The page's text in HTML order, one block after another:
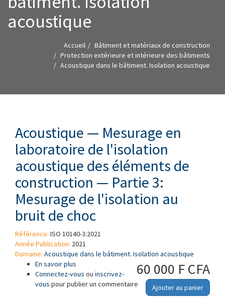
acoustique
Accueil
Bâtiment et matériaux de construction
Protection extérieure et intérieure des bâtiments
Acoustique dans le bâtiment. Isolation acoustique
Acoustique — Mesurage en
laboratoire de l'isolation
acoustique des éléments de
construction — Partie 3:
Mesurage de l'isolation au
bruit de choc
Référence: ISO 10140-3:2021
Année Publication: 2021
Domaine: Acoustique dans le bâtiment. Isolation acoustique
60 000 F CFA
Ajouter au panier
En savoir plus à propos de Acoustique — Mesurage en
laboratoire de l'isolation acoustique des
éléments de construction — Partie 3:
Mesurage de l'isolation au bruit de choc
Connectez-vous ou inscrivez-
vous pour publier un commentaire